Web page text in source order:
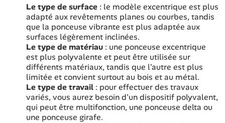
Le type de surface : le modèle excentrique est plus
adapté aux revêtements planes ou courbes, tandis
que la ponceuse vibrante est plus adaptée aux
surfaces légèrement inclinées.
Le type de matériau : une ponceuse excentrique
est plus polyvalente et peut être utilisée sur
différents matériaux, tandis que l'autre est plus
limitée et convient surtout au bois et au métal.
Le type de travail : pour effectuer des travaux
variés, vous aurez besoin d'un dispositif polyvalent,
qui peut être multifonction, une ponceuse delta ou
une ponceuse girafe.